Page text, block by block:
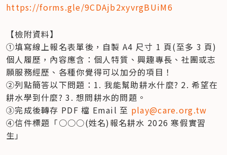
https://forms.gle/9CDAjb2xyvrgBUiM6
【檢附資料】
①填寫線上報名表單後，自製 A4 尺寸 1 頁(至多 3 頁)
個人履歷，內容應含：個人特質、興趣專長、社團或志
願服務經歷、各種你覺得可以加分的項目！
②列點簡答以下問題：1. 我能幫助耕水什麼? 2. 希望在
耕水學到什麼? 3. 想問耕水的問題。
③完成後轉存 PDF 檔 Email 至 play@care.org.tw
④信件標題「○○○(姓名)報名耕水 2026 寒假實習
生」